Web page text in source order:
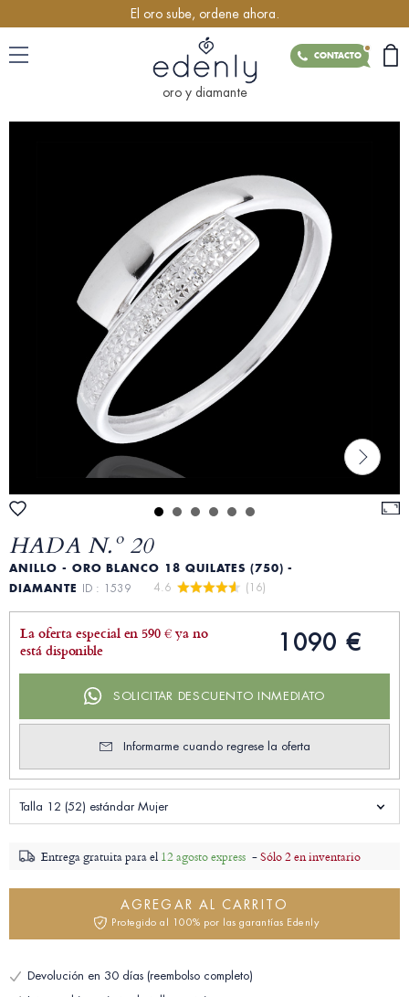
El oro sube, ordene ahora.
CONTACTO
oro y diamante
HADA N.º 20
ANILLO - ORO BLANCO 18 QUILATES (750) -
DIAMANTE ID : 1539 4.6 (16)
La oferta especial en 590 € ya no
está disponible
1090 €
SOLICITAR DESCUENTO INMEDIATO
Informarme cuando regrese la oferta
Talla 12 (52) estándar Mujer
Entrega gratuita para el 12 agosto express -Sólo 2 en inventario
AGREGAR AL CARRITO
Protegido al 100% por las garantías Edenly
Devolución en 30 días (reembolso completo)